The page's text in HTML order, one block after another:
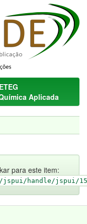
Aplicada
para este item:
handle/jspui/